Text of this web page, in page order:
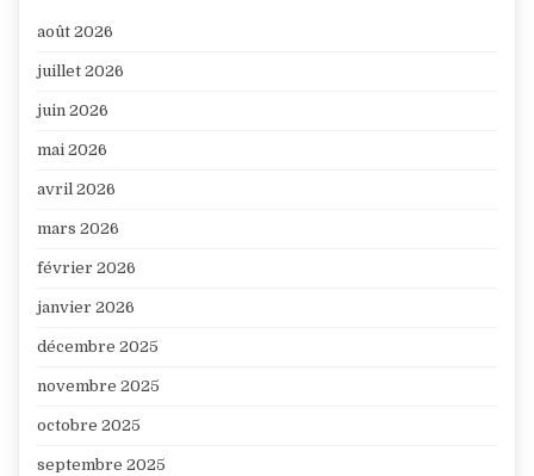
août 2026
juillet 2026
juin 2026
mai 2026
avril 2026
mars 2026
février 2026
janvier 2026
décembre 2025
novembre 2025
octobre 2025
septembre 2025